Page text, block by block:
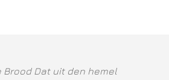
Brood Dat uit den hemel